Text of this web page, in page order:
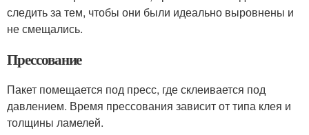
следить за тем, чтобы они были идеально выровнены и
не смещались.
Прессование
Пакет помещается под пресс, где склеивается под
давлением. Время прессования зависит от типа клея и
толщины ламелей.